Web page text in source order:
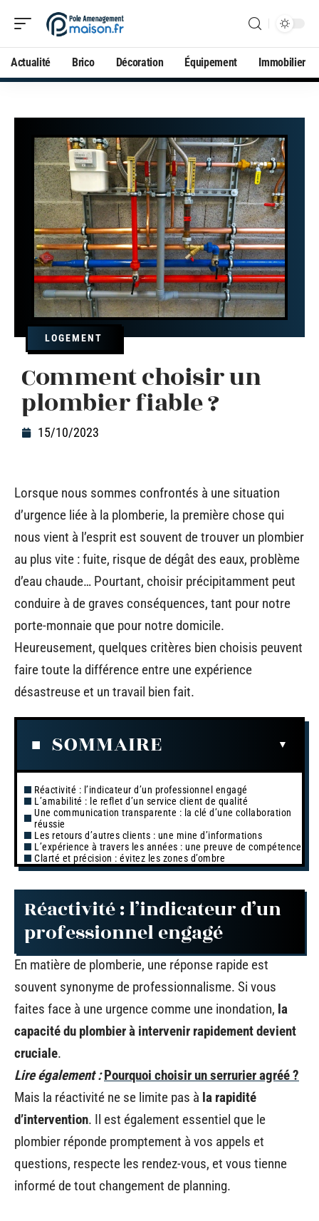
Actualité Brico Décoration Équipement Immobilier
LOGEMENT
Comment choisir un
plombier fiable ?
15/10/2023
Lorsque nous sommes confrontés à une situation
d’urgence liée à la plomberie, la première chose qui
nous vient à l’esprit est souvent de trouver un plombier
au plus vite : fuite, risque de dégât des eaux, problème
d’eau chaude… Pourtant, choisir précipitamment peut
conduire à de graves conséquences, tant pour notre
porte-monnaie que pour notre domicile.
Heureusement, quelques critères bien choisis peuvent
faire toute la différence entre une expérience
désastreuse et un travail bien fait.
SOMMAIRE
Réactivité : l’indicateur d’un professionnel engagé
L’amabilité : le reflet d’un service client de qualité
Une communication transparente : la clé d’une collaboration
réussie
Les retours d’autres clients : une mine d’informations
L’expérience à travers les années : une preuve de compétence
Clarté et précision : évitez les zones d’ombre
Réactivité : l’indicateur d’un
professionnel engagé
En matière de plomberie, une réponse rapide est
souvent synonyme de professionnalisme. Si vous
faites face à une urgence comme une inondation, la
capacité du plombier à intervenir rapidement devient
cruciale.
Lire également : Pourquoi choisir un serrurier agréé ?
Mais la réactivité ne se limite pas à la rapidité
d’intervention. Il est également essentiel que le
plombier réponde promptement à vos appels et
questions, respecte les rendez-vous, et vous tienne
informé de tout changement de planning.